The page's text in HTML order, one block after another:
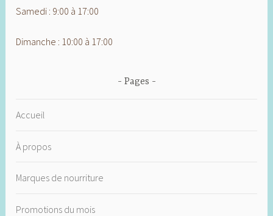
Samedi : 9:00 à 17:00
Dimanche : 10:00 à 17:00
Pages
Accueil
À propos
Marques de nourriture
Promotions du mois